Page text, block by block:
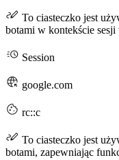
To ciasteczko jest
botami w kontekście
Session
google.com
rc::c
To ciasteczko jest
botami, zapewniając